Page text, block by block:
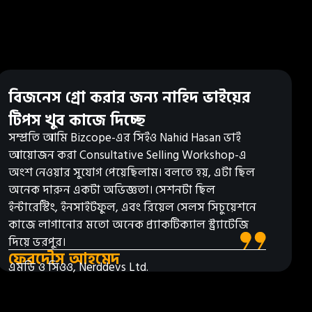
বিজনেস গ্রো করার জন্য নাহিদ ভাইয়ের
টিপস খুব কাজে দিচ্ছে
সম্প্রতি আমি Bizcope-এর সিইও Nahid Hasan ভাই
আয়োজন করা Consultative Selling Workshop-এ
অংশ নেওয়ার সুযোগ পেয়েছিলাম। বলতে হয়, এটা ছিল
অনেক দারুন একটা অভিজ্ঞতা। সেশনটা ছিল
ইন্টারেস্টিং, ইনসাইটফুল, এবং রিয়েল সেলস সিচুয়েশনে
কাজে লাগানোর মতো অনেক প্র্যাকটিক্যাল স্ট্র্যাটেজি
দিয়ে ভরপুর।
ফেরদৌস আহমেদ
এমডি ও সিওও, Nerddevs Ltd.